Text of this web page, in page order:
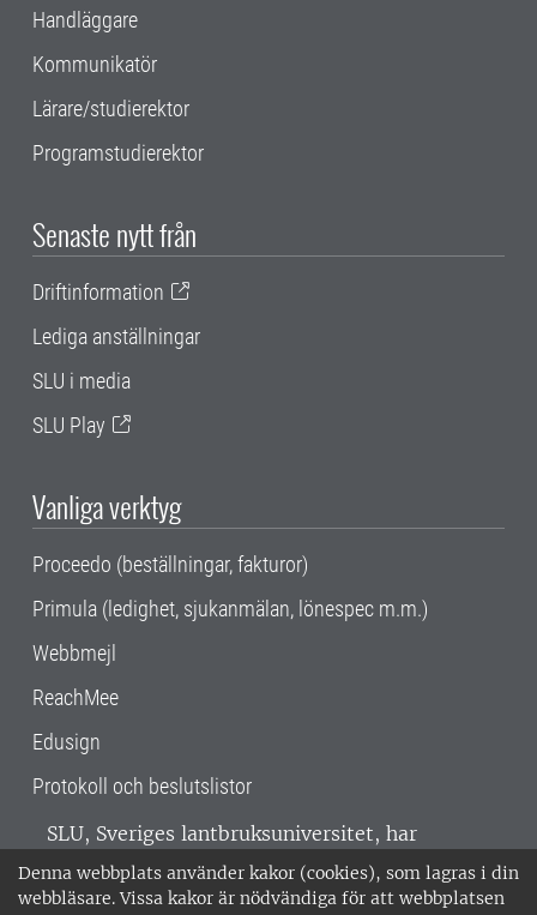
Denna webbplats använder kakor (cookies), som lagras i din
webbläsare. Vissa kakor är nödvändiga för att webbplatsen
Handläggare
Kommunikatör
Lärare/studierektor
Programstudierektor
Senaste nytt från
Driftinformation
Lediga anställningar
SLU i media
SLU Play
Vanliga verktyg
Proceedo (beställningar, fakturor)
Primula (ledighet, sjukanmälan, lönespec m.m.)
Webbmejl
ReachMee
Edusign
Protokoll och beslutslistor
SLU, Sveriges lantbruksuniversitet, har
verksamhet över hela Sverige. Huvudorter är
Alnarp, Uppsala och Umeå.SLU är